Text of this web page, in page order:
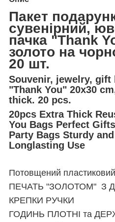
Пакет
сувенірний,
пачка "Thank
золото на
20 шт.
Souvenir, jewelry, gift
"Thank You" 20x30
thick. 20 pcs.
20pcs Extra Thick
You Bags Perfect
Party Bags Sturdy
Longlasting Use
Потовщений
ПЕЧАТЬ "ЗОЛОТОМ" З
КРЕПКИ РУЧКИ
ГОДИНЬ ПЛОТНІ та